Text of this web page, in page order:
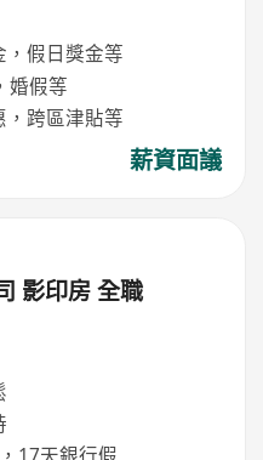
假日獎金等
婚假等
跨區津貼等
薪資面議
影印房 全職